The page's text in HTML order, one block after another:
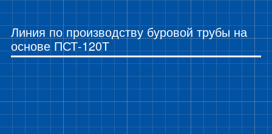
Линия по производству буровой трубы на
основе ПСТ-120Т